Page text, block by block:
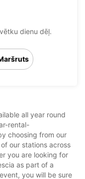
dienu dēļ.
all year round
rental-
choosing from our
our stations across
you are looking for
as part of a
you will be sure